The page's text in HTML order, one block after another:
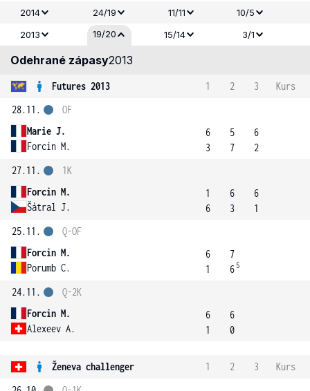
2014 24/19 11/11 10/5
2013
19/20 15/14 3/1
Odehrané zápasy2013
Futures 2013 1 2 3
Kurs
28.11.
Marie J.
Forcin M.
OF
6
3
5
7
6
2
27.11.
Forcin M.
Šátral J.
1K
1
6
6
3
6
1
25.11.
Forcin M.
Porumb C.
Q-OF
6
1
7
6 5
24.11.
Forcin M.
Alexeev A.
Q-2K
6
1
6
0
Ženeva challenger 1 2 3
Kurs